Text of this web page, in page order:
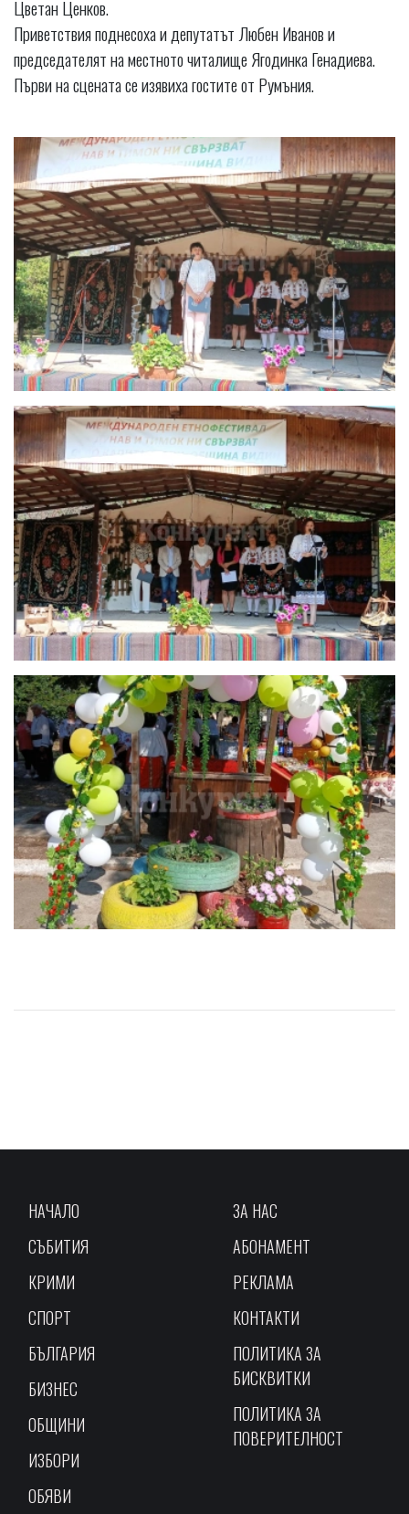
Цветан Ценков.
Приветствия поднесоха и депутатът Любен Иванов и
председателят на местното читалище Ягодинка Генадиева.
Първи на сцената се изявиха гостите от Румъния.
НАЧАЛО
СЪБИТИЯ
КРИМИ
СПОРТ
БЪЛГАРИЯ
БИЗНЕС
ОБЩИНИ
ИЗБОРИ
ОБЯВИ
ЗА НАС
АБОНАМЕНТ
РЕКЛАМА
КОНТАКТИ
ПОЛИТИКА ЗА
БИСКВИТКИ
ПОЛИТИКА ЗА
ПОВЕРИТЕЛНОСТ